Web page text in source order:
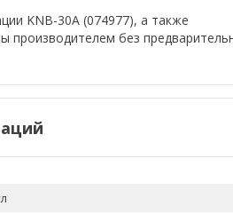
KNB-30A (074977), а также
производителем без